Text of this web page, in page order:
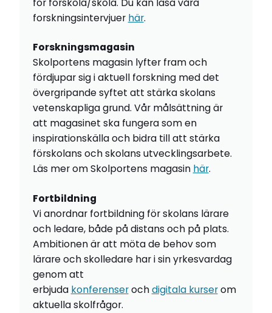
forskningsintervjuer här.
Forskningsmagasin
Skolportens magasin lyfter fram och
fördjupar sig i aktuell forskning med det
övergripande syftet att stärka skolans
vetenskapliga grund. Vår målsättning är
att magasinet ska fungera som en
inspirationskälla och bidra till att stärka
förskolans och skolans utvecklingsarbete.
Läs mer om Skolportens magasin här.
Fortbildning
Vi anordnar fortbildning för skolans lärare
och ledare, både på distans och på plats.
Ambitionen är att möta de behov som
lärare och skolledare har i sin yrkesvardag
genom att
erbjuda konferenserochdigitala kurserom
aktuella skolfrågor.